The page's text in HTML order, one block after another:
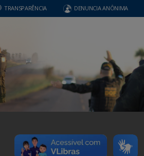
TRANSPARÊNCIA DENUNCIA ANÔNIMA